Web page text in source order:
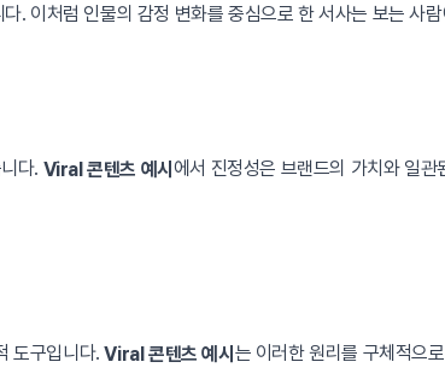
. 이처럼 인물의 감정 변화를 중심으로 한 서사는 보는 사
다. Viral 콘텐츠 예시 에서 진정성은 브랜드의 가치와 일관
도구입니다.Viral 콘텐츠 예시 는 이러한 원리를 구체적으